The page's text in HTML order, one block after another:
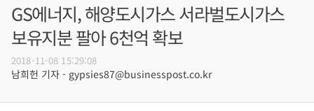
GS에너지, 해양도시가스 서라벌도시가스
보유지분 팔아 6천억 확보
2018-11-08 15:29:08
남희헌 기자 - gypsies87@businesspost.co.kr